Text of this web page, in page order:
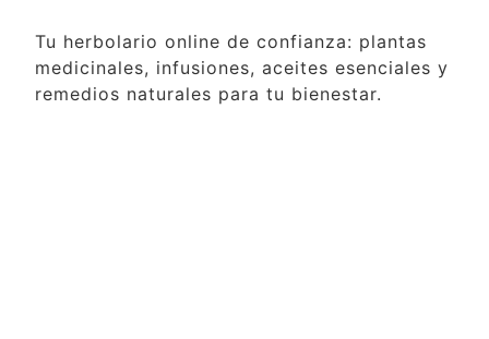
Tu herbolario online de confianza: plantas
medicinales, infusiones, aceites esenciales y
remedios naturales para tu bienestar.